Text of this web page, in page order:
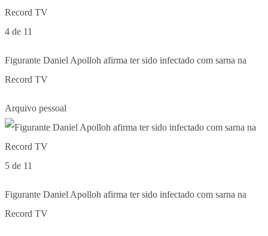
4 de 11
Figurante Daniel Apolloh afirma ter sido infectado com sarna na
Record TV
Arquivo pessoal
5 de 11
Figurante Daniel Apolloh afirma ter sido infectado com sarna na
Record TV